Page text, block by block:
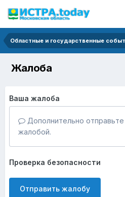
Областные и государственные
Жалоба
Ваша жалоба
Дополнительно
жалобой.
Проверка безопасности
Отправить жалобу